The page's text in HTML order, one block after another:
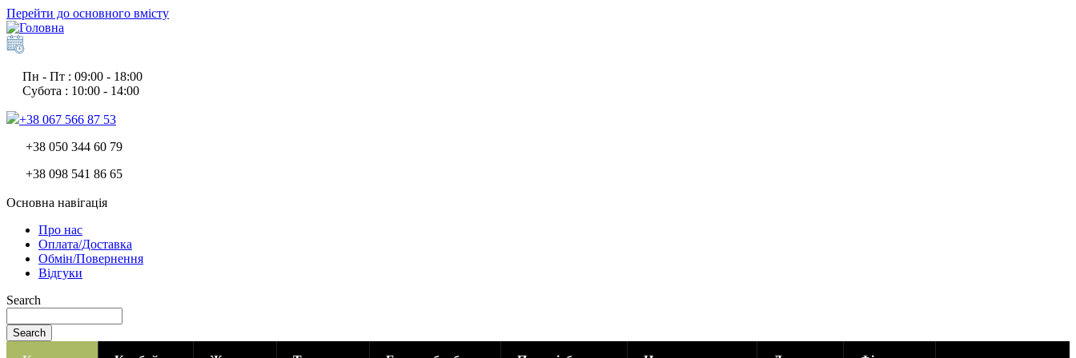
Перейти до основного вмісту
Пн - Пт : 09:00 - 18:00
Субота : 10:00 - 14:00
+38 067 566 87 53
+38 050 344 60 79
+38 098 541 86 65
Основна навігація
Про нас
Оплата/Доставка
Обмін/Повернення
Відгуки
Search
Search